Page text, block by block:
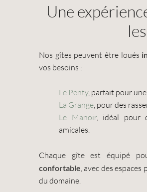
Une
Nos gîtes peuvent être loués
vos besoins :
Le Penty, parfait pour
La Grange, pour des
Le Manoir, idéal pour
amicales.
Chaque gîte est équipé
confortable, avec des
du domaine.